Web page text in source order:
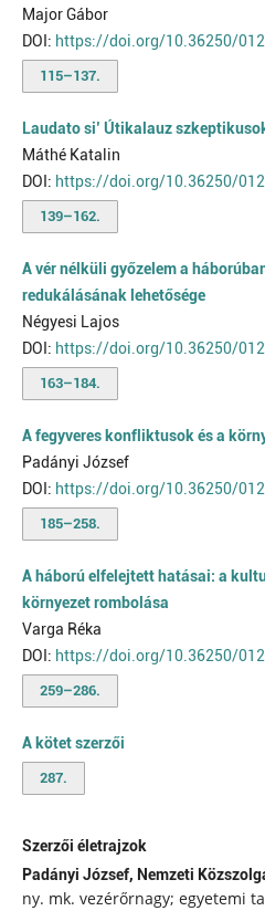
Major Gábor
DOI: https://doi.org/10.36250/
115–137.
Laudato si’ Útikalauz
Máthé Katalin
DOI: https://doi.org/10.36250/
139–162.
A vér nélküli győzelem a
redukálásának lehetősége
Négyesi Lajos
DOI: https://doi.org/10.36250/
163–184.
A fegyveres konfliktusok és a
Padányi József
DOI: https://doi.org/10.36250/
185–258.
A háború elfelejtett hatásai: a
környezet rombolása
Varga Réka
DOI: https://doi.org/10.36250/
259–286.
A kötet szerzői
287.
Szerzői életrajzok
Padányi József, Nemzeti
ny. mk. vezérőrnagy; egyetemi